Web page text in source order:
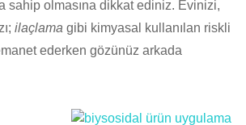
sahip olmasına dikkat ediniz. Evinizi,
ilaçlama gibi kimyasal kullanılan riskli
ederken gözünüz arkada